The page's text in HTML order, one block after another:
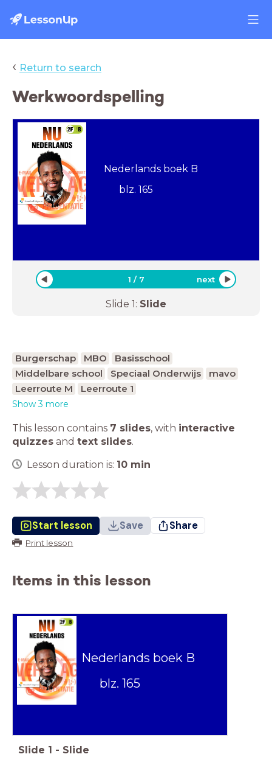
‹ Return to search
Werkwoordspelling
Nederlands boek B
blz. 165
1 / 7 next
Slide 1: Slide
Burgerschap MBO
Basisschool
Middelbare school
Speciaal Onderwijs
mavo
Leerroute M
Leerroute 1
Show 3 more
This lesson contains 7 slides, with interactive
quizzes and text slides.
Lesson duration is: 10 min
Start lesson Save Share
Print lesson
Items in this lesson
Nederlands boek B
blz. 165
Slide 1 - Slide